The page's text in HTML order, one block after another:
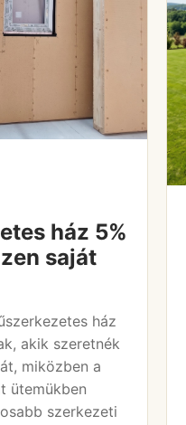
ház 5%
saját
ház
akik szeretnék
miközben a
ütemükben
szerkezeti